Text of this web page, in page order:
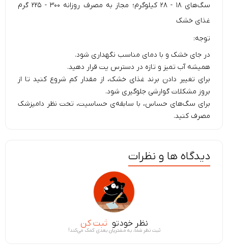
سگ‌های ۱۸ - ۲۸ کیلوگرم؛ مجاز به مصرف روزانه ۳۰۰ - ۲۲۵ گرم
غذای خشک
توجه:
در جای خشک و با دمای مناسب نگهداری شود.
همیشه آب تمیز و تازه در دسترس پت قرار دهید.
برای تغییر دادن برند غذای خشک، از مقدار کم شروع کنید تا از
بروز مشکلات گوارشی جلوگیری شود.
برای سگ‌های حساس، با سابقه‌ی حساسیت، تحت نظر دامپزشک
مصرف کنید.
دیدگاه ها و نظرات
نظر خودتو ثبت کن
ثبت نظر شما، به مشتریان بعدی کمک می‌کند!